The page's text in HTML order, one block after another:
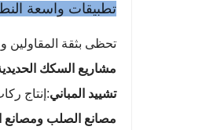
تطبيقات واسعة
تحظى بثقة المقاولين
مشاريع السكك
تشييد المباني:إنتاج
مصانع الصلب ومصانع